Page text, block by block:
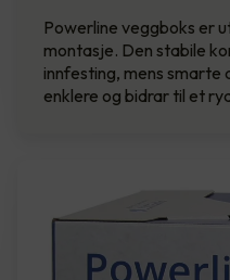
Powerline veggboks er
montasje. Den stabile
innfesting, mens
enklere og bidrar til et